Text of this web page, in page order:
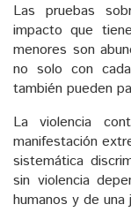
Las pruebas
impacto que
menores son
no solo con
también pueden
La violencia
manifestación
sistemática
sin violencia
humanos y de